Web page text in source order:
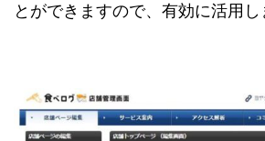
とができますので、有効に活用し